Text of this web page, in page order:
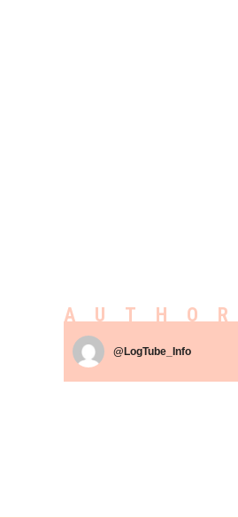
AUTHOR
@LogTube_Info